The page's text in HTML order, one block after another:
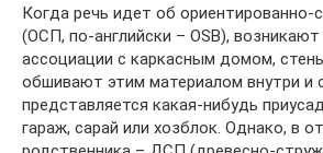
Когда речь идет об ориентированно-
(ОСП, по-английски – OSB),
ассоциации с каркасным домом,
обшивают этим материалом внутри и
представляется какая-нибудь
гараж, сарай или хозблок. Однако, в